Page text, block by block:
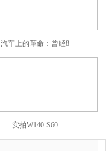
汽车上的革命：曾经8
实拍W140-S60